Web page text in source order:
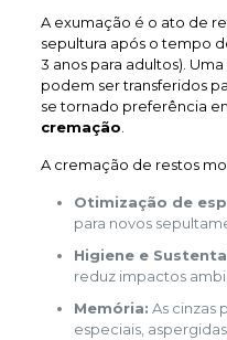
A exumação é o ato de
sepultura após o tempo
3 anos para adultos).
podem ser transferidos
se tornado preferência
cremação
A cremação de restos
Otimização de
para novos
Higiene e
reduz impactos
Memória: As cinzas
especiais,